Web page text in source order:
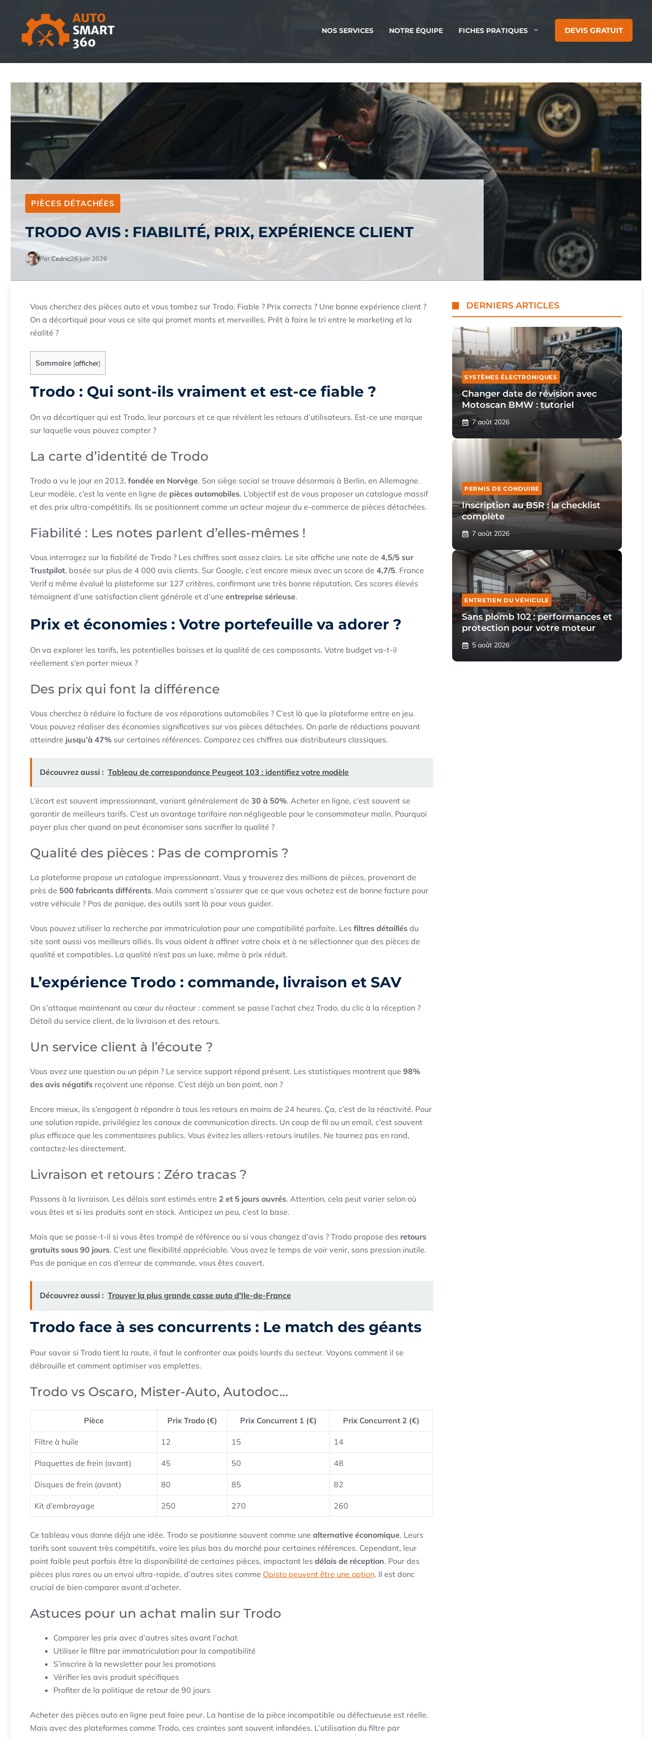
contenu
NOS SERVICES NOTRE ÉQUIPE FICHES PRATIQUES DEVIS GRATUIT
PIÈCES DÉTACHÉES
TRODO AVIS : FIABILITÉ, PRIX, EXPÉRIENCE CLIENT
ParCedric26 juin 2026
Vous cherchez des pièces auto et vous tombez sur Trodo. Fiable ? Prix corrects ? Une bonne expérience client ?
On a décortiqué pour vous ce site qui promet monts et merveilles. Prêt à faire le tri entre le marketing et la
réalité ?
Sommaire [afficher]
Trodo : Qui sont-ils vraiment et est-ce fiable ?
On va décortiquer qui est Trodo, leur parcours et ce que révèlent les retours d’utilisateurs. Est-ce une marque
sur laquelle vous pouvez compter ?
La carte d’identité de Trodo
Trodo a vu le jour en 2013, fondée en Norvège. Son siège social se trouve désormais à Berlin, en Allemagne.
Leur modèle, c’est la vente en ligne de pièces automobiles. L’objectif est de vous proposer un catalogue massif
et des prix ultra-compétitifs. Ils se positionnent comme un acteur majeur du e-commerce de pièces détachées.
Fiabilité : Les notes parlent d’elles-mêmes !
Vous interrogez sur la fiabilité de Trodo ? Les chiffres sont assez clairs. Le site affiche une note de 4,5/5 sur
Trustpilot, basée sur plus de 4 000 avis clients. Sur Google, c’est encore mieux avec un score de 4,7/5. France
Verif a même évalué la plateforme sur 127 critères, confirmant une très bonne réputation. Ces scores élevés
témoignent d’une satisfaction client générale et d’une entreprise sérieuse.
Prix et économies : Votre portefeuille va adorer ?
On va explorer les tarifs, les potentielles baisses et la qualité de ces composants. Votre budget va-t-il
réellement s’en porter mieux ?
Des prix qui font la différence
Vous cherchez à réduire la facture de vos réparations automobiles ? C’est là que la plateforme entre en jeu.
Vous pouvez réaliser des économies significatives sur vos pièces détachées. On parle de réductions pouvant
atteindre jusqu’à 47% sur certaines références. Comparez ces chiffres aux distributeurs classiques.
Découvrez aussi : Tableau de correspondance Peugeot 103 : identifiez votre modèle
L’écart est souvent impressionnant, variant généralement de 30 à 50%. Acheter en ligne, c’est souvent se
garantir de meilleurs tarifs. C’est un avantage tarifaire non négligeable pour le consommateur malin. Pourquoi
payer plus cher quand on peut économiser sans sacrifier la qualité ?
Qualité des pièces : Pas de compromis ?
La plateforme propose un catalogue impressionnant. Vous y trouverez des millions de pièces, provenant de
près de 500 fabricants différents. Mais comment s’assurer que ce que vous achetez est de bonne facture pour
votre véhicule ? Pas de panique, des outils sont là pour vous guider.
Vous pouvez utiliser la recherche par immatriculation pour une compatibilité parfaite. Les filtres détaillés du
site sont aussi vos meilleurs alliés. Ils vous aident à affiner votre choix et à ne sélectionner que des pièces de
qualité et compatibles. La qualité n’est pas un luxe, même à prix réduit.
L’expérience Trodo : commande, livraison et SAV
On s’attaque maintenant au cœur du réacteur : comment se passe l’achat chez Trodo, du clic à la réception ?
Détail du service client, de la livraison et des retours.
Un service client à l’écoute ?
Vous avez une question ou un pépin ? Le service support répond présent. Les statistiques montrent que 98%
des avis négatifs reçoivent une réponse. C’est déjà un bon point, non ?
Encore mieux, ils s’engagent à répondre à tous les retours en moins de 24 heures. Ça, c’est de la réactivité. Pour
une solution rapide, privilégiez les canaux de communication directs. Un coup de fil ou un email, c’est souvent
plus efficace que les commentaires publics. Vous évitez les allers-retours inutiles. Ne tournez pas en rond,
contactez-les directement.
Livraison et retours : Zéro tracas ?
Passons à la livraison. Les délais sont estimés entre 2 et 5 jours ouvrés. Attention, cela peut varier selon où
vous êtes et si les produits sont en stock. Anticipez un peu, c’est la base.
Mais que se passe-t-il si vous êtes trompé de référence ou si vous changez d’avis ? Trodo propose des retours
gratuits sous 90 jours. C’est une flexibilité appréciable. Vous avez le temps de voir venir, sans pression inutile.
Pas de panique en cas d’erreur de commande, vous êtes couvert.
Découvrez aussi : Trouver la plus grande casse auto d'Ile-de-France
Trodo face à ses concurrents : Le match des géants
Pour savoir si Trodo tient la route, il faut le confronter aux poids lourds du secteur. Voyons comment il se
débrouille et comment optimiser vos emplettes.
Trodo vs Oscaro, Mister-Auto, Autodoc…
Pièce Prix Trodo (€) Prix Concurrent 1 (€) Prix Concurrent 2 (€)
Filtre à huile 12 15 14
Plaquettes de frein (avant) 45 50 48
Disques de frein (avant) 80 85 82
Kit d’embrayage 250 270 260
Ce tableau vous donne déjà une idée. Trodo se positionne souvent comme une alternative économique. Leurs
tarifs sont souvent très compétitifs, voire les plus bas du marché pour certaines références. Cependant, leur
point faible peut parfois être la disponibilité de certaines pièces, impactant les délais de réception. Pour des
pièces plus rares ou un envoi ultra-rapide, d’autres sites comme Opisto peuvent être une option. Il est donc
crucial de bien comparer avant d’acheter.
Astuces pour un achat malin sur Trodo
Comparer les prix avec d’autres sites avant l’achat
Utiliser le filtre par immatriculation pour la compatibilité
S’inscrire à la newsletter pour les promotions
Vérifier les avis produit spécifiques
Profiter de la politique de retour de 90 jours
Acheter des pièces auto en ligne peut faire peur. La hantise de la pièce incompatible ou défectueuse est réelle.
Mais avec des plateformes comme Trodo, ces craintes sont souvent infondées. L’utilisation du filtre par
DERNIERS ARTICLES
SYSTÈMES ÉLECTRONIQUES
Changer date de révision avec
Motoscan BMW : tutoriel
7 août 2026
PERMIS DE CONDUIRE
Inscription au BSR : la checklist
complète
7 août 2026
ENTRETIEN DU VÉHICULE
Sans plomb 102 : performances et
protection pour votre moteur
5 août 2026